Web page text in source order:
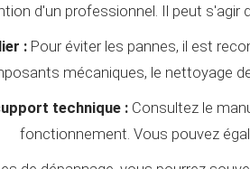
d'un professionnel. Il peut
:Pour éviter les pannes, il est
mécaniques, le nettoyage
technique : Consultez le
fonctionnement. Vous pouvez